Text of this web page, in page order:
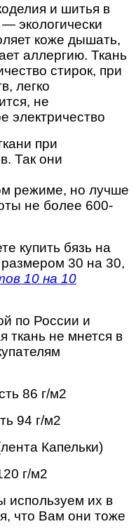
и шитья в
экологически
коже дышать,
аллергию. Ткань
стирок, при
легко
не
электричество
при
Так они
режиме, но лучше
не более 600-
купить бязь на
размером 30 на 30,
10 на 10
по России и
ткань не мнется в
86 г/м2
94 г/м2
Капельки)
г/м2
используем их в
что Вам они тоже